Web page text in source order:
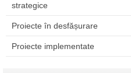
strategice
Proiecte în desfășurare
Proiecte implementate